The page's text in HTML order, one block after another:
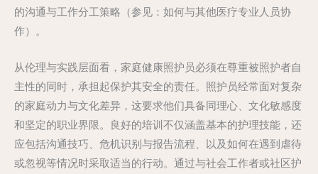
的沟通与工作分工策略（参见：如何与其他医疗专业人员协
作）。
从伦理与实践层面看，家庭健康照护员必须在尊重被照护者自
主性的同时，承担起保护其安全的责任。照护员经常面对复杂
的家庭动力与文化差异，这要求他们具备同理心、文化敏感度
和坚定的职业界限。良好的培训不仅涵盖基本的护理技能，还
应包括沟通技巧、危机识别与报告流程、以及如何在遇到虐待
或忽视等情况时采取适当的行动。通过与社会工作者或社区护